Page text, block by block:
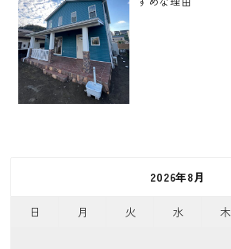
2026年8月
日 月 火 水 木